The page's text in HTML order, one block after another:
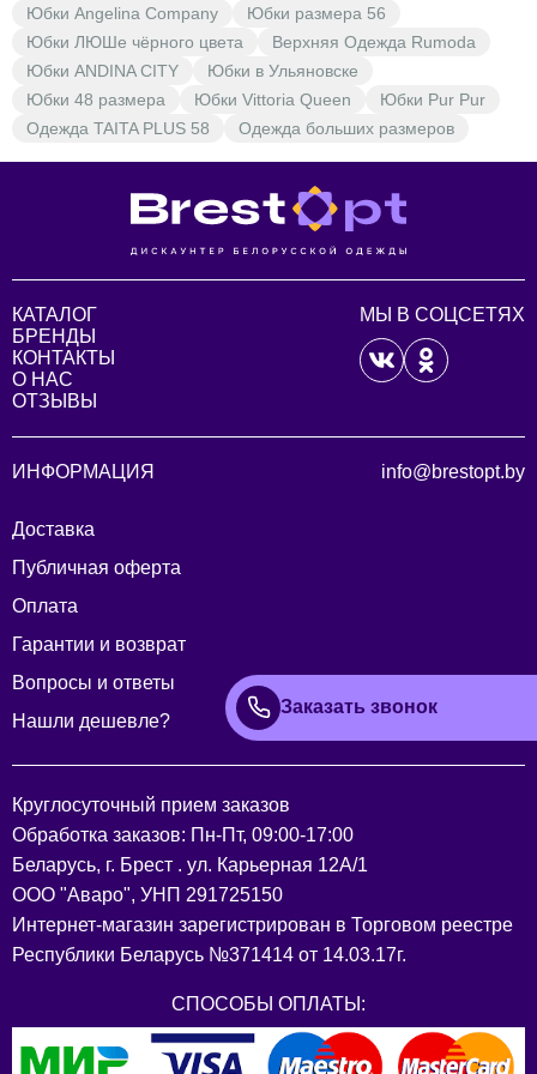
Юбки Angelina Company
Юбки размера 56
Юбки ЛЮШе чёрного цвета
Верхняя Одежда Rumoda
Юбки ANDINA CITY
Юбки в Ульяновске
Юбки 48 размера
Юбки Vittoria Queen
Юбки Pur Pur
Одежда TAITA PLUS 58
Одежда больших размеров
КАТАЛОГ
БРЕНДЫ
КОНТАКТЫ
О НАС
ОТЗЫВЫ
МЫ В СОЦСЕТЯХ
ИНФОРМАЦИЯ
Доставка
Публичная оферта
Оплата
Гарантии и возврат
Вопросы и ответы
Нашли дешевле?
info@brestopt.by
Заказать звонок
Круглосуточный прием заказов
Обработка заказов: Пн-Пт, 09:00-17:00
Беларусь, г. Брест . ул. Карьерная 12А/1
ООО "Аваро", УНП 291725150
Интернет-магазин зарегистрирован в Торговом реестре
Республики Беларусь №371414 от 14.03.17г.
СПОСОБЫ ОПЛАТЫ: